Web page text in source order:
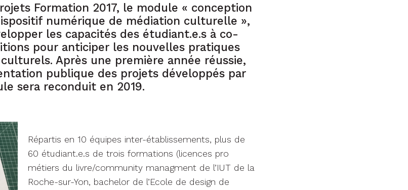
Formation 2017, le module « conception
numérique de médiation culturelle »,
les capacités des étudiant.e.s à co-
pour anticiper les nouvelles pratiques
Après une première année réussie,
publique des projets développés par
sera reconduit en 2019.
Répartis en 10 équipes inter-établissements, plus de
60 étudiant.e.s de trois formations (licences pro
métiers du livre/community managment de l’IUT de la
Roche-sur-Yon, bachelor de l’Ecole de design de